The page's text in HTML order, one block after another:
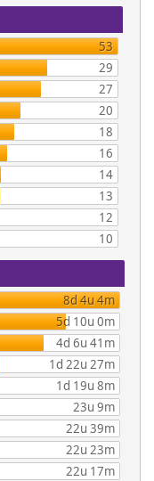
53
29
27
20
18
16
14
13
12
10
8d 4u 4m
5d 10u 0m
4d 6u 41m
1d 22u 27m
1d 19u 8m
23u 9m
22u 39m
22u 23m
22u 17m